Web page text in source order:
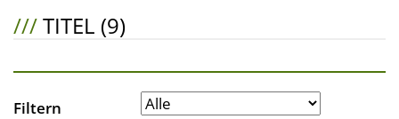
///TITEL (9)
Filtern